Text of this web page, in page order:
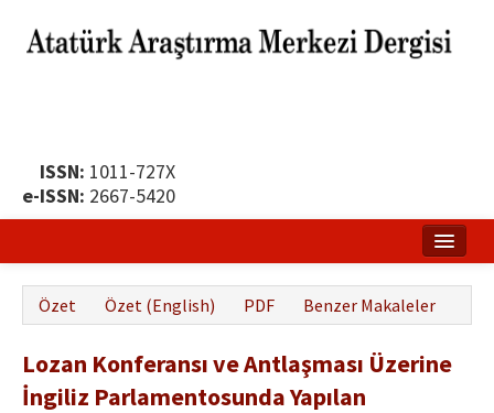
ISSN: 1011-727X
e-ISSN: 2667-5420
Hakkında
Yayın Politikası
Özet Özet (English) PDF Benzer Makaleler
Lozan Konferansı ve Antlaşması Üzerine
İngiliz Parlamentosunda Yapılan